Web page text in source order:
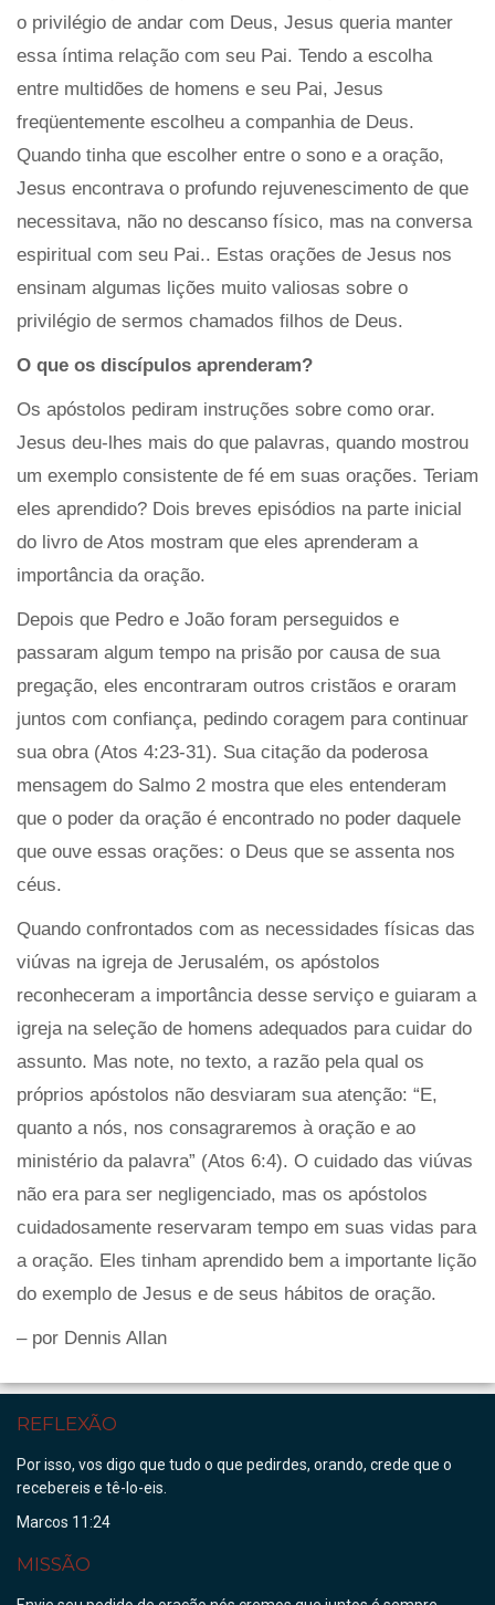
o privilégio de andar com Deus, Jesus queria manter
essa íntima relação com seu Pai. Tendo a escolha
entre multidões de homens e seu Pai, Jesus
freqüentemente escolheu a companhia de Deus.
Quando tinha que escolher entre o sono e a oração,
Jesus encontrava o profundo rejuvenescimento de que
necessitava, não no descanso físico, mas na conversa
espiritual com seu Pai.. Estas orações de Jesus nos
ensinam algumas lições muito valiosas sobre o
privilégio de sermos chamados filhos de Deus.
O que os discípulos aprenderam?
Os apóstolos pediram instruções sobre como orar.
Jesus deu-lhes mais do que palavras, quando mostrou
um exemplo consistente de fé em suas orações. Teriam
eles aprendido? Dois breves episódios na parte inicial
do livro de Atos mostram que eles aprenderam a
importância da oração.
Depois que Pedro e João foram perseguidos e
passaram algum tempo na prisão por causa de sua
pregação, eles encontraram outros cristãos e oraram
juntos com confiança, pedindo coragem para continuar
sua obra (Atos 4:23-31). Sua citação da poderosa
mensagem do Salmo 2 mostra que eles entenderam
que o poder da oração é encontrado no poder daquele
que ouve essas orações: o Deus que se assenta nos
céus.
Quando confrontados com as necessidades físicas das
viúvas na igreja de Jerusalém, os apóstolos
reconheceram a importância desse serviço e guiaram a
igreja na seleção de homens adequados para cuidar do
assunto. Mas note, no texto, a razão pela qual os
próprios apóstolos não desviaram sua atenção: “E,
quanto a nós, nos consagraremos à oração e ao
ministério da palavra” (Atos 6:4). O cuidado das viúvas
não era para ser negligenciado, mas os apóstolos
cuidadosamente reservaram tempo em suas vidas para
a oração. Eles tinham aprendido bem a importante lição
do exemplo de Jesus e de seus hábitos de oração.
– por Dennis Allan
REFLEXÃO
Por isso, vos digo que tudo o que pedirdes, orando, crede que o
recebereis e tê-lo-eis.
Marcos 11:24
MISSÃO